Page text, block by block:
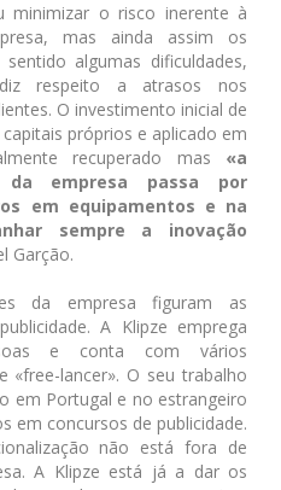
minimizar o risco inerente à
mas ainda assim os
algumas dificuldades,
respeito a atrasos nos
O investimento inicial de
próprios e aplicado em
recuperado mas «a
empresa passa por
em equipamentos e na
sempre a inovação
Garção.
da empresa figuram as
A Klipze emprega
e conta com vários
«free-lancer». O seu trabalho
em Portugal e no estrangeiro
em concursos de publicidade.
não está fora de
A Klipze está já a dar os